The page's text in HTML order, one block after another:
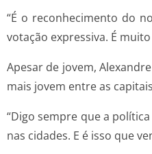
“É o reconhecimento do
votação expressiva. É
Apesar de jovem,
mais jovem entre as
“Digo sempre que a
nas cidades. E é isso que